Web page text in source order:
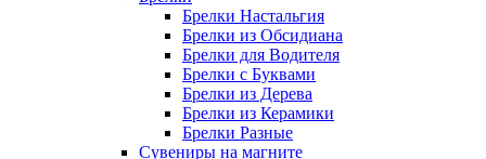
Брелки Настальгия
Брелки из Обсидиана
Брелки для Водителя
Брелки с Буквами
Брелки из Дерева
Брелки из Керамики
Брелки Разные
Сувениры на магните